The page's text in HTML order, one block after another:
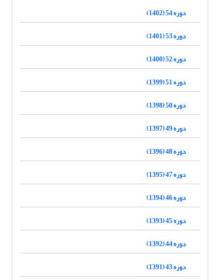
دوره 54 (1402)
دوره 53 (1401)
دوره 52 (1400)
دوره 51 (1399)
دوره 50 (1398)
دوره 49 (1397)
دوره 48 (1396)
دوره 47 (1395)
دوره 46 (1394)
دوره 45 (1393)
دوره 44 (1392)
دوره 43 (1391)